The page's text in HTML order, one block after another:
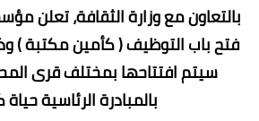
بالتعاون مع وزارة الثقافة، تعلن
فتح باب التوظيف ( كأمين مكتبة )
سيتم افتتاحها بمختلف قرى
بالمبادرة الرئاسية